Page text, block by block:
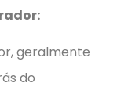
geralmente
do